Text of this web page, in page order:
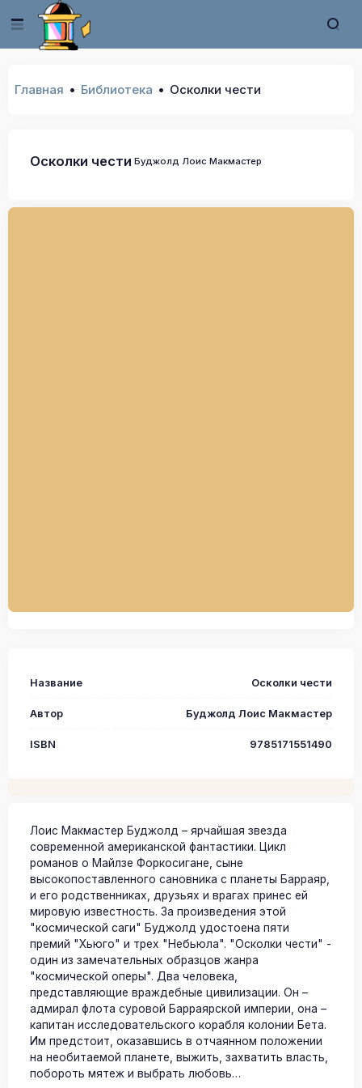
Главная Библиотека Осколки чести
Осколки чести Буджолд Лоис Макмастер
Название Осколки чести
Автор Буджолд Лоис Макмастер
ISBN 9785171551490
Лоис Макмастер Буджолд – ярчайшая звезда
современной американской фантастики. Цикл
романов о Майлзе Форкосигане, сыне
высокопоставленного сановника с планеты Барраяр,
и его родственниках, друзьях и врагах принес ей
мировую известность. За произведения этой
"космической саги" Буджолд удостоена пяти
премий "Хьюго" и трех "Небьюла". "Осколки чести" -
один из замечательных образцов жанра
"космической оперы". Два человека,
представляющие враждебные цивилизации. Он –
адмирал флота суровой Барраярской империи, она –
капитан исследовательского корабля колонии Бета.
Им предстоит, оказавшись в отчаянном положении
на необитаемой планете, выжить, захватить власть,
побороть мятеж и выбрать любовь…